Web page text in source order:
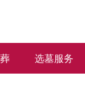
选墓服务